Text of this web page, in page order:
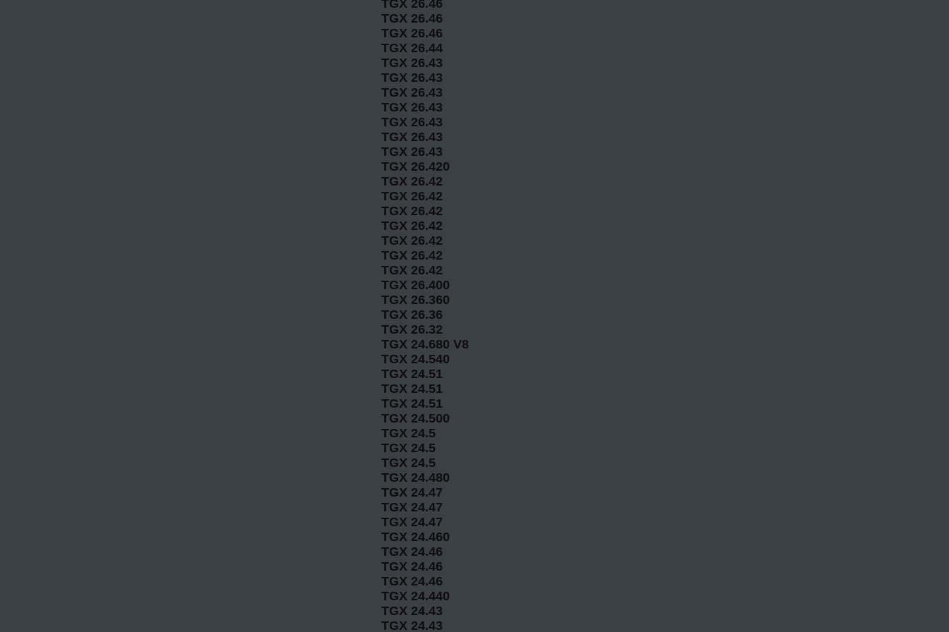
TGX 26.46
TGX 26.46
TGX 26.46
TGX 26.44
TGX 26.43
TGX 26.43
TGX 26.43
TGX 26.43
TGX 26.43
TGX 26.43
TGX 26.43
TGX 26.420
TGX 26.42
TGX 26.42
TGX 26.42
TGX 26.42
TGX 26.42
TGX 26.42
TGX 26.42
TGX 26.400
TGX 26.360
TGX 26.36
TGX 26.32
TGX 24.680 V8
TGX 24.540
TGX 24.51
TGX 24.51
TGX 24.51
TGX 24.500
TGX 24.5
TGX 24.5
TGX 24.5
TGX 24.480
TGX 24.47
TGX 24.47
TGX 24.47
TGX 24.460
TGX 24.46
TGX 24.46
TGX 24.46
TGX 24.440
TGX 24.43
TGX 24.43